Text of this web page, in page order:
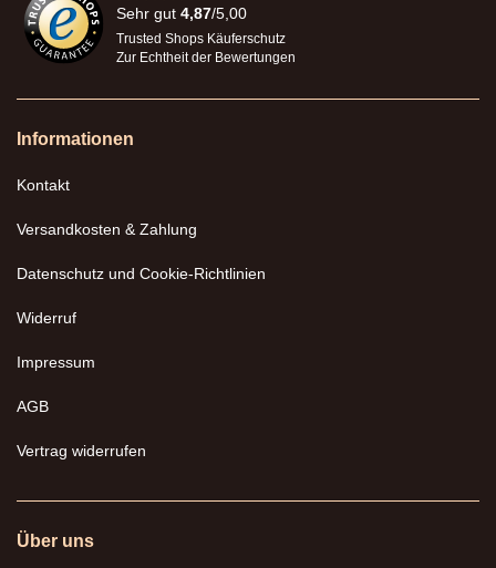
98%
Sehr gut 4,87/5,00
Trusted Shops Käuferschutz
Zur Echtheit der Bewertungen
Informationen
Kontakt
Versandkosten & Zahlung
Datenschutz und Cookie-Richtlinien
Widerruf
Impressum
AGB
Vertrag widerrufen
Über uns